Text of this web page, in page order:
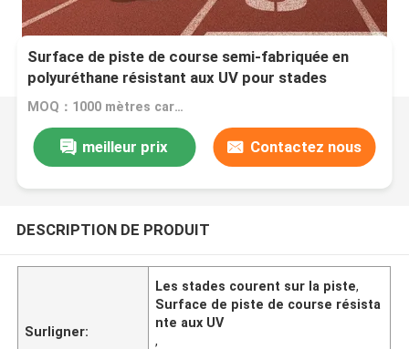
Surface de piste de course semi-fabriquée en
polyuréthane résistant aux UV pour stades
MOQ：1000 mètres carrés
meilleur prix Contactez nous
DESCRIPTION DE PRODUIT
Surligner:
Les stades courent sur la piste,
Surface de piste de course résista
nte aux UV
,